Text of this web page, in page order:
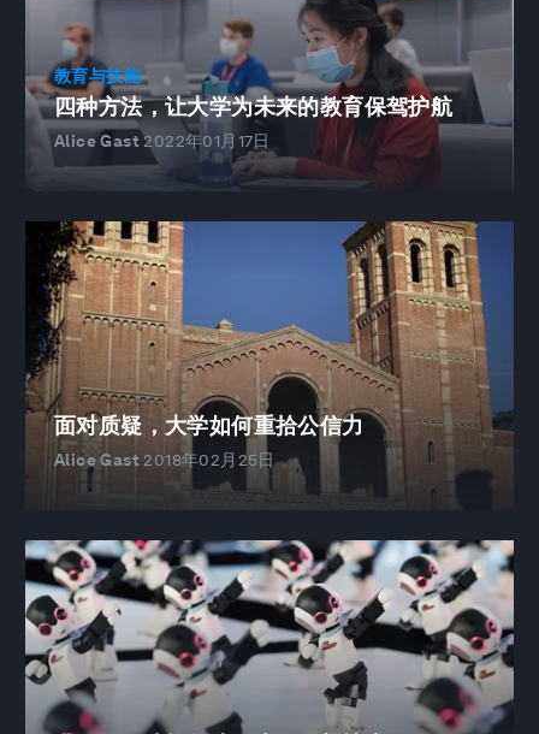
教育与技能
四种方法，让大学为未来的教育保驾护航
Alice Gast 2022年01月17日
面对质疑，大学如何重拾公信力
Alice Gast 2018年02月25日